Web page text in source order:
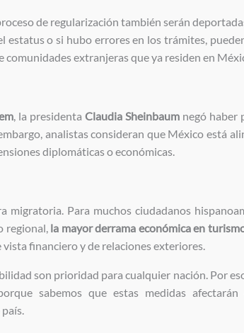
de regularización también serán
estatus o si hubo errores en los trámites,
extranjeras que ya residen en
, la presidenta Claudia Sheinbaumnegó haber
analistas consideran que México está
diplomáticas o económicas.
Para muchos ciudadanos
regional, la mayor derrama económica en
financiero y de relaciones exteriores.
son prioridad para cualquier nación. Por
sabemos que estas medidas